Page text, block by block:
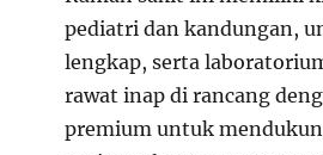
pediatri dan kandungan,
lengkap, serta
rawat inap di rancang
premium untuk